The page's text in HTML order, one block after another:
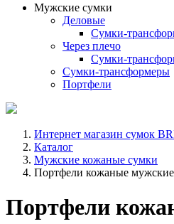
Мужские сумки
Деловые
Сумки-
Через плечо
Сумки-
Сумки-трансформеры
Портфели
Интернет магазин сумок
Каталог
Мужские кожаные сумки
Портфели кожаные мужские
Портфели